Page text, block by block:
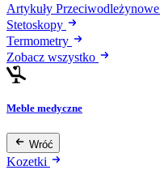
Artykuły Przeciwodleżynowe
Stetoskopy
Termometry
Zobacz wszystko
Meble medyczne
Wróć
Kozetki